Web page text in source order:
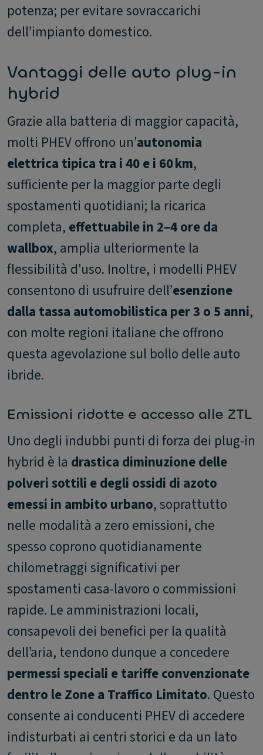
potenza; per evitare sovraccarichi
dell’impianto domestico.
Vantaggi delle auto plug-in
hybrid
Grazie alla batteria di maggior capacità,
molti PHEV offrono un’autonomia
elettrica tipica tra i 40 e i 60 km,
sufficiente per la maggior parte degli
spostamenti quotidiani; la ricarica
completa, effettuabile in 2–4 ore da
wallbox, amplia ulteriormente la
flessibilità d’uso. Inoltre, i modelli PHEV
consentono di usufruire dell’esenzione
dalla tassa automobilistica per 3 o 5 anni,
con molte regioni italiane che offrono
questa agevolazione sul bollo delle auto
ibride.
Emissioni ridotte e accesso alle ZTL
Uno degli indubbi punti di forza dei plug-in
hybrid è la drastica diminuzione delle
polveri sottili e degli ossidi di azoto
emessi in ambito urbano, soprattutto
nelle modalità a zero emissioni, che
spesso coprono quotidianamente
chilometraggi significativi per
spostamenti casa-lavoro o commissioni
rapide. Le amministrazioni locali,
consapevoli dei benefici per la qualità
dell’aria, tendono dunque a concedere
permessi speciali e tariffe convenzionate
dentro le Zone a Traffico Limitato. Questo
consente ai conducenti PHEV di accedere
indisturbati ai centri storici e da un lato